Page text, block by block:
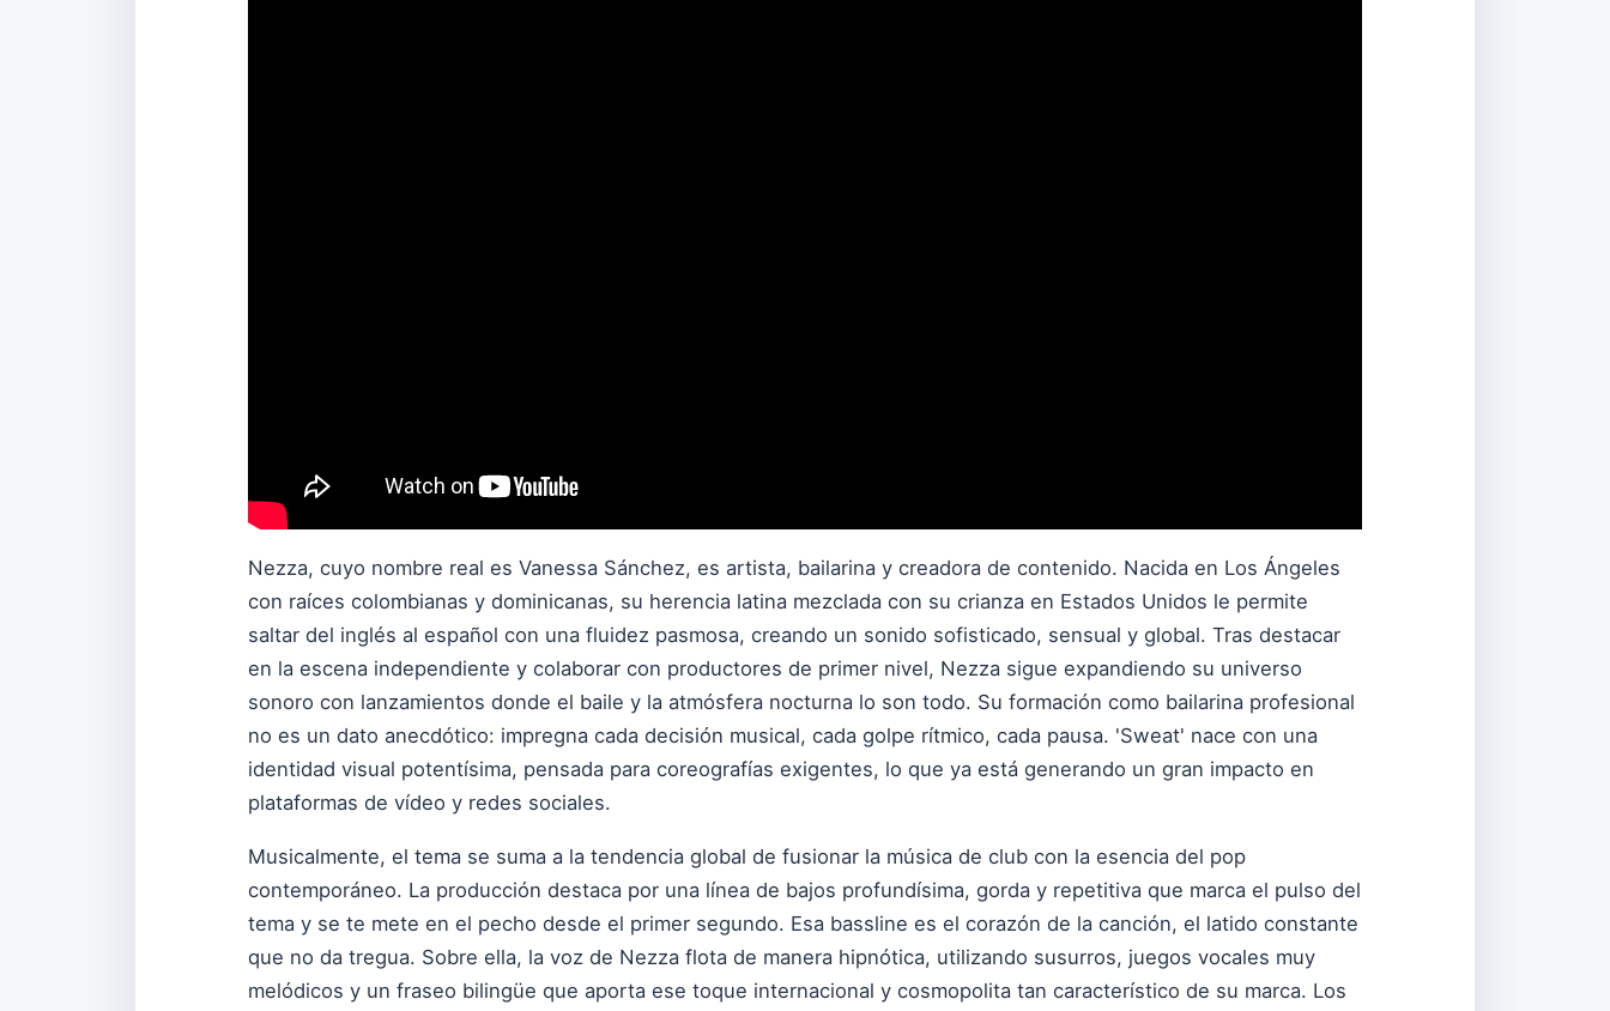
Nezza, cuyo nombre real es Vanessa Sánchez, es artista, bailarina y creadora de contenido. Nacida en Los Ángeles
con raíces colombianas y dominicanas, su herencia latina mezclada con su crianza en Estados Unidos le permite
saltar del inglés al español con una fluidez pasmosa, creando un sonido sofisticado, sensual y global. Tras destacar
en la escena independiente y colaborar con productores de primer nivel, Nezza sigue expandiendo su universo
sonoro con lanzamientos donde el baile y la atmósfera nocturna lo son todo. Su formación como bailarina profesional
no es un dato anecdótico: impregna cada decisión musical, cada golpe rítmico, cada pausa. 'Sweat' nace con una
identidad visual potentísima, pensada para coreografías exigentes, lo que ya está generando un gran impacto en
plataformas de vídeo y redes sociales.
Musicalmente, el tema se suma a la tendencia global de fusionar la música de club con la esencia del pop
contemporáneo. La producción destaca por una línea de bajos profundísima, gorda y repetitiva que marca el pulso del
tema y se te mete en el pecho desde el primer segundo. Esa bassline es el corazón de la canción, el latido constante
que no da tregua. Sobre ella, la voz de Nezza flota de manera hipnótica, utilizando susurros, juegos vocales muy
melódicos y un fraseo bilingüe que aporta ese toque internacional y cosmopolita tan característico de su marca. Los